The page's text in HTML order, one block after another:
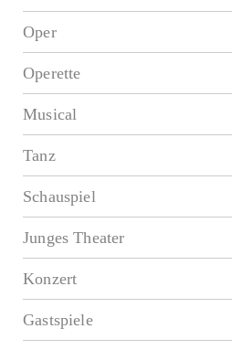
Oper
Operette
Musical
Tanz
Schauspiel
Junges Theater
Konzert
Gastspiele